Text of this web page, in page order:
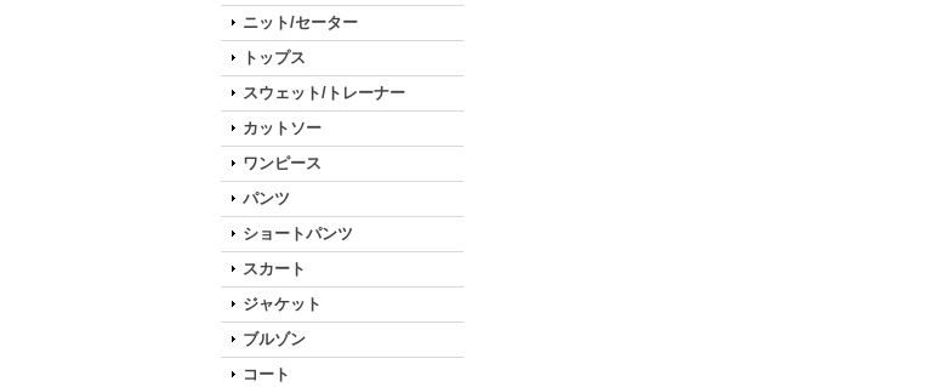
ニット/セーター
トップス
スウェット/トレーナー
カットソー
ワンピース
パンツ
ショートパンツ
スカート
ジャケット
ブルゾン
コート